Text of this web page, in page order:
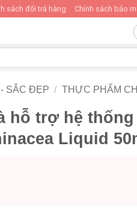
sách đổi trả hàng Chính sách bảo
SẮC ĐẸP / THỰC PHẨM
hỗ trợ hệ
Liquid